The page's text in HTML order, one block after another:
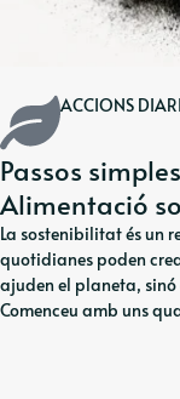
ACCIONS
Passos
Alimentació
La sostenibilitat és un
quotidianes poden
ajuden el planeta,
Comenceu amb uns